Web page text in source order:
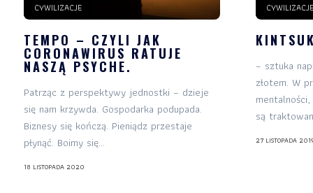
CYWILIZACJE
TEMPO – CZYLI JAK
CORONAWIRUS RATUJE
NASZĄ PSYCHE.
Patrząc z perspektywy jednostki – dzieje
się nam krzywda. Gospodarka podupada.
Biznesy się kończą. Pieniądz przestaje
płynąć. Boimy się...
18 LISTOPADA 2020
CYWILIZACJE
– sztuka
złotem. W
są
27 LISTOPADA 2019